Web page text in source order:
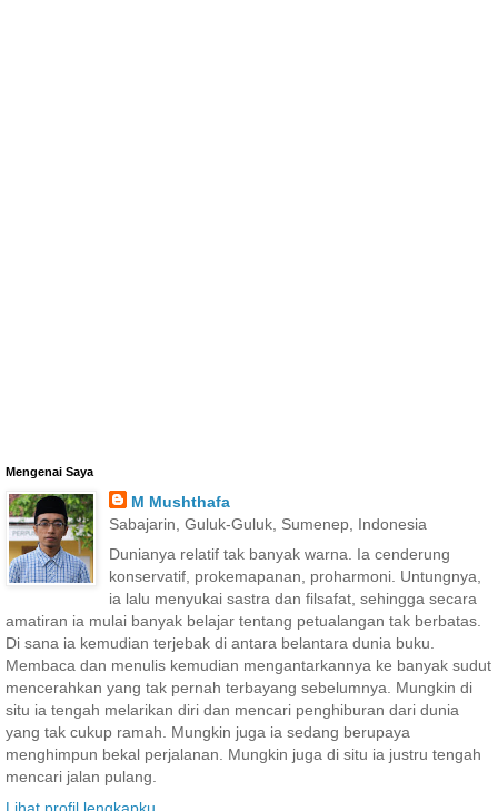
Mengenai Saya
M Mushthafa
Sabajarin, Guluk-Guluk, Sumenep, Indonesia
Dunianya relatif tak banyak warna. Ia cenderung
konservatif, prokemapanan, proharmoni. Untungnya,
ia lalu menyukai sastra dan filsafat, sehingga secara
amatiran ia mulai banyak belajar tentang petualangan tak berbatas.
Di sana ia kemudian terjebak di antara belantara dunia buku.
Membaca dan menulis kemudian mengantarkannya ke banyak sudut
mencerahkan yang tak pernah terbayang sebelumnya. Mungkin di
situ ia tengah melarikan diri dan mencari penghiburan dari dunia
yang tak cukup ramah. Mungkin juga ia sedang berupaya
menghimpun bekal perjalanan. Mungkin juga di situ ia justru tengah
mencari jalan pulang.
Lihat profil lengkapku